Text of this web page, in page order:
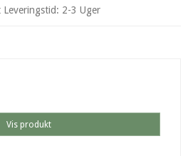
2-3 Uger
Vis produkt